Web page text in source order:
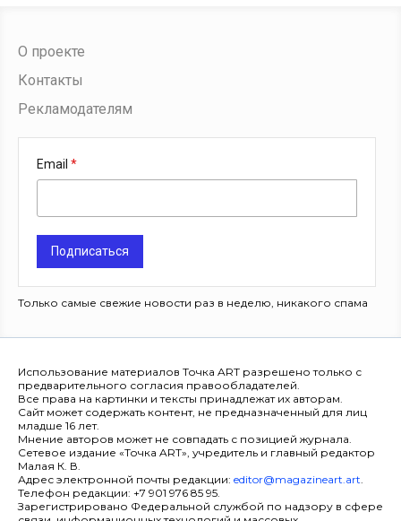
О проекте
Контакты
Рекламодателям
Email
Подписаться
Только самые свежие новости раз в неделю, никакого спама
Использование материалов Точка ART разрешено только с
предварительного согласия правообладателей.
Все права на картинки и тексты принадлежат их авторам.
Сайт может содержать контент, не предназначенный для лиц
младше 16 лет.
Мнение авторов может не совпадать с позицией журнала.
Сетевое издание «Точка ART», учредитель и главный редактор
Малая К. В.
Адрес электронной почты редакции: editor@magazineart.art.
Телефон редакции: +7 901 976 85 95.
Зарегистрировано Федеральной службой по надзору в сфере